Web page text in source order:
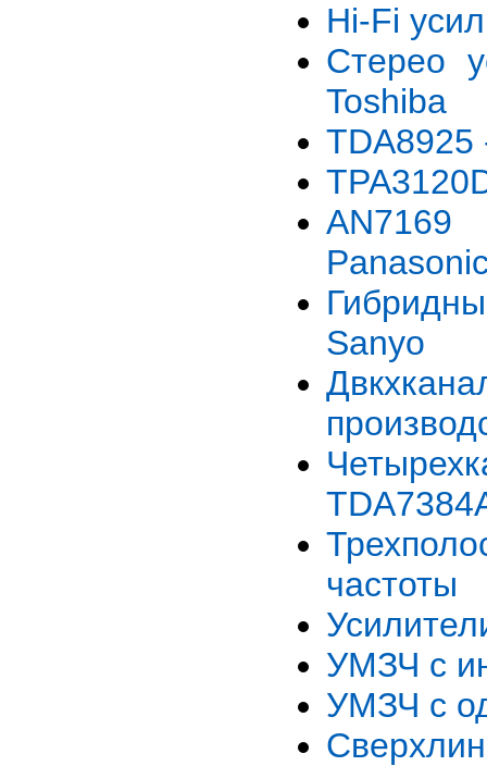
Hi-Fi
Стерео
Toshiba
TDA8925
Sanyo
частоты
УМЗЧ с
УМЗЧ с